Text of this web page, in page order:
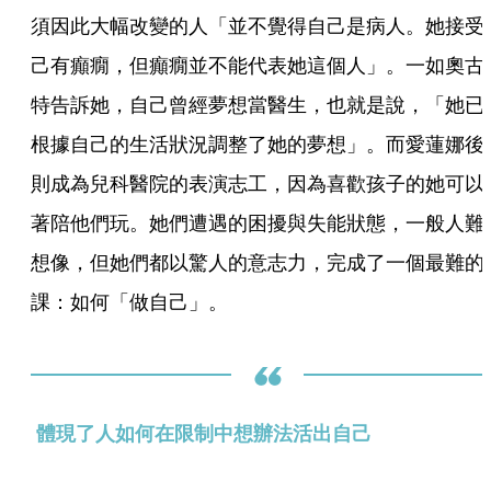
須因此大幅改變的人「並不覺得自己是病人。她接受
己有癲癇，但癲癇並不能代表她這個人」。一如奧古
特告訴她，自己曾經夢想當醫生，也就是說，「她已
根據自己的生活狀況調整了她的夢想」。而愛蓮娜後
則成為兒科醫院的表演志工，因為喜歡孩子的她可以
著陪他們玩。她們遭遇的困擾與失能狀態，一般人難
想像，但她們都以驚人的意志力，完成了一個最難的
課：如何「做自己」。
體現了人如何在限制中想辦法活出自己